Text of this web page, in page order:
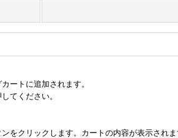
ートに追加されます。
てください。
をクリックします。カートの内容が表示され